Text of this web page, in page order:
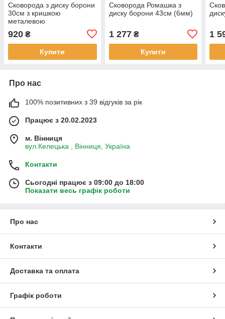
Сковорода з диску борони
30см з кришкою
металевою
920 ₴
Купити
Сковорода Ромашка з
диску борони 43см (6мм)
1 277₴
Купити
1
Про нас
100% позитивних з 39 відгуків за рік
Працює з 20.02.2023
м. Вінниця
вул.Келецька , Вінниця, Україна
Контакти
Сьогодні працює з 09:00 до 18:00
Показати весь графік роботи
Про нас
Контакти
Доставка та оплата
Графік роботи